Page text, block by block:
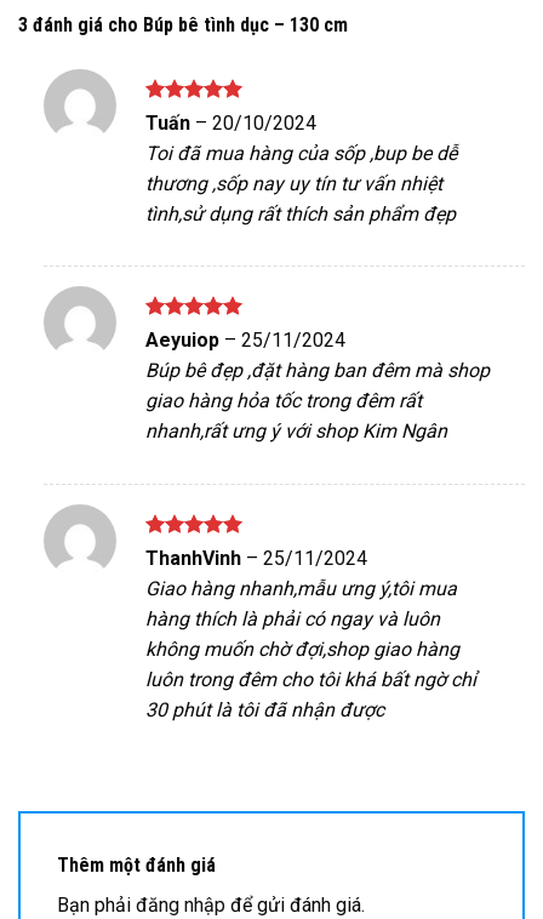
3 đánh giá cho Búp bê tình dục – 130 cm
Được xếp
hạng
sao
Tuấn – 20/10/2024
Toi đã mua hàng của sốp ,bup be dễ
thương ,sốp nay uy tín tư vấn nhiệt
tình,sử dụng rất thích sản phẩm đẹp
Được xếp
hạng
5
sao
Aeyuiop – 25/11/2024
Búp bê đẹp ,đặt hàng ban đêm mà shop
giao hàng hỏa tốc trong đêm rất
nhanh,rất ưng ý với shop Kim Ngân
Được xếp
sao
ThanhVinh – 25/11/2024
Giao hàng nhanh,mẫu ưng ý,tôi mua
hàng thích là phải có ngay và luôn
không muốn chờ đợi,shop giao hàng
luôn trong đêm cho tôi khá bất ngờ chỉ
30 phút là tôi đã nhận được
Thêm một đánh giá
Bạn phải đăng nhập để gửi đánh giá.